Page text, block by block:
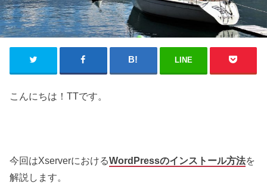
LINE
こんにちは！TTです。
今回はXserverにおけるWordPressのインストール方法を
解説します。